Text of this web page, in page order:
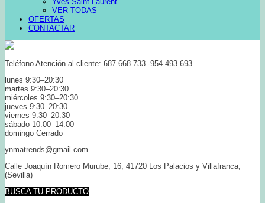
VER TODAS
OFERTAS
CONTACTAR
Teléfono Atención al cliente: 687 668 733 -954 493 693
lunes 9:30–20:30
martes 9:30–20:30
miércoles 9:30–20:30
jueves 9:30–20:30
viernes 9:30–20:30
sábado 10:00–14:00
domingo Cerrado
ynmatrends@gmail.com
Calle Joaquín Romero Murube, 16, 41720 Los Palacios y Villafranca,
(Sevilla)
BUSCA TU PRODUCTO